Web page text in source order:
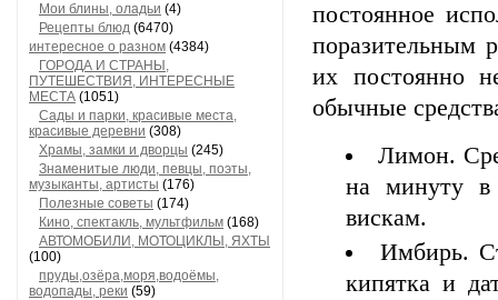
Мои блины, оладьи (4)
Рецепты блюд (6470)
интересное о разном (4384)
ГОРОДА И СТРАНЫ,
ПУТЕШЕСТВИЯ, ИНТЕРЕСНЫЕ
МЕСТА (1051)
Сады и парки, красивые места,
красивые деревни (308)
Храмы, замки и дворцы (245)
Знаменитые люди, певцы, поэты,
музыканты, артисты (176)
Полезные советы (174)
Кино, спектакль, мультфильм (168)
АВТОМОБИЛИ, МОТОЦИКЛЫ, ЯХТЫ
(100)
пруды,озёра,моря,водоёмы,
водопады, реки (59)
постоянное
поразительным
их постоянно
обычные
Лимон.
на минуту в
вискам.
Имбирь.
кипятка и